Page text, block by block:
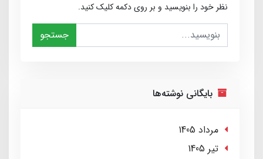
نظر خود را بنویسید و بر روی دکمه کلیک کنید.
جستجو
بایگانی نوشته‌ها
مرداد 1405
تير 1405